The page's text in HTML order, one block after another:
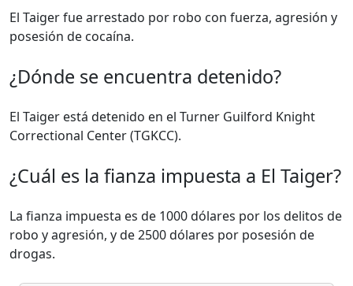
El Taiger fue arrestado por robo con fuerza, agresión y
posesión de cocaína.
¿Dónde se encuentra detenido?
El Taiger está detenido en el Turner Guilford Knight
Correctional Center (TGKCC).
¿Cuál es la fianza impuesta a El Taiger?
La fianza impuesta es de 1000 dólares por los delitos de
robo y agresión, y de 2500 dólares por posesión de
drogas.